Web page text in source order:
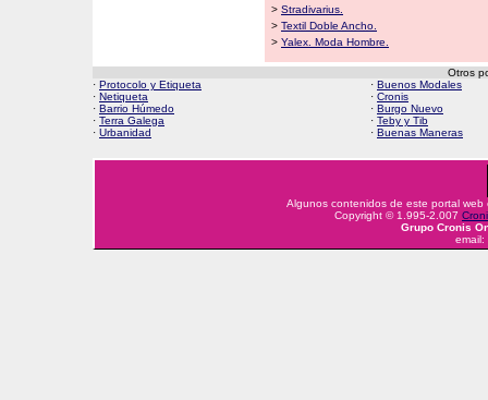
> Stradivarius.
> Textil Doble Ancho.
> Yalex. Moda Hombre.
Otros
· Protocolo y Etiqueta · Buenos Modales
· Netiqueta · Cronis
· Barrio Húmedo · Burgo Nuevo
· Terra Galega · Teby y Tib
· Urbanidad · Buenas Maneras
Algunos contenidos de este portal
Copyright © 1.995-2.007
Grupo Cronis
email: